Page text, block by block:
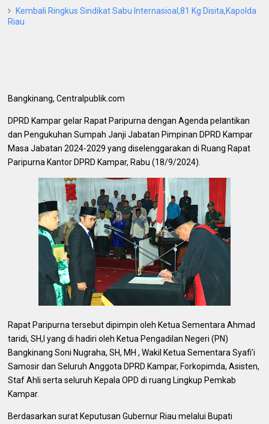
Kembali Ringkus Sindikat Sabu Internasioal,81 Kg Disita,Kapolda
Riau
Bangkinang, Centralpublik.com
DPRD Kampar gelar Rapat Paripurna dengan Agenda pelantikan
dan Pengukuhan Sumpah Janji Jabatan Pimpinan DPRD Kampar
Masa Jabatan 2024-2029 yang diselenggarakan di Ruang Rapat
Paripurna Kantor DPRD Kampar, Rabu (18/9/2024).
Rapat Paripurna tersebut dipimpin oleh Ketua Sementara Ahmad
taridi, SH,I yang di hadiri oleh Ketua Pengadilan Negeri (PN)
Bangkinang Soni Nugraha, SH, MH , Wakil Ketua Sementara Syafi’i
Samosir dan Seluruh Anggota DPRD Kampar, Forkopimda, Asisten,
Staf Ahli serta seluruh Kepala OPD di ruang Lingkup Pemkab
Kampar.
Berdasarkan surat Keputusan Gubernur Riau melalui Bupati